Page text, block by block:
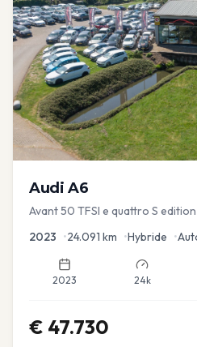
Audi A6
Avant 50 TFSI e quattro S
2023 •24.091 km •Hybride •
2023 24k
€ 47.730